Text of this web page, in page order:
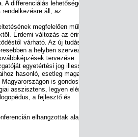
differenciálás lehetőségét
áll, az
megfelelően működni,
Érdemi változás az érintett
várható. Az új tudásnak az
a helyben szervezett, a
tervezése
egyetértési jog illesse meg.
hasonló, esetleg magasabb, a
is gondoskodni
asszisztens, legyen elérhető a
a fejlesztő és
elhangzottak alapján